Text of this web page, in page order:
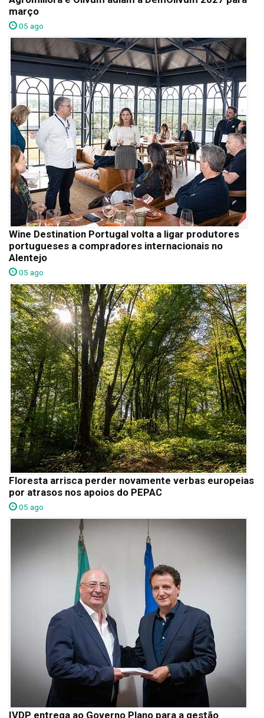
março
05 ago
Wine Destination Portugal volta a ligar produtores
portugueses a compradores internacionais no
Alentejo
05 ago
Floresta arrisca perder novamente verbas europeias
por atrasos nos apoios do PEPAC
05 ago
IVDP entrega ao Governo Plano para a gestão